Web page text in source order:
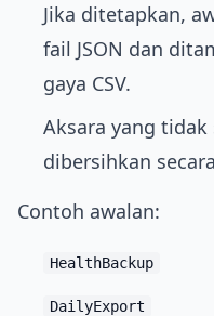
Jika ditetapkan,
fail JSON dan
gaya CSV.
Aksara yang
dibersihkan
Contoh awalan:
HealthBackup
DailyExport